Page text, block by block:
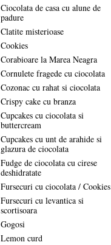
Ciocolata de casa cu alune de
padure
Clatite misterioase
Cookies
Corabioare la Marea Neagra
Cornulete fragede cu ciocolata
Cozonac cu rahat si ciocolata
Crispy cake cu branza
Cupcakes cu ciocolata si
buttercream
Cupcakes cu unt de arahide si
glazura de ciocolata
Fudge de ciocolata cu cirese
deshidratate
Fursecuri cu ciocolata / Cookies
Fursecuri cu levantica si
scortisoara
Gogosi
Lemon curd